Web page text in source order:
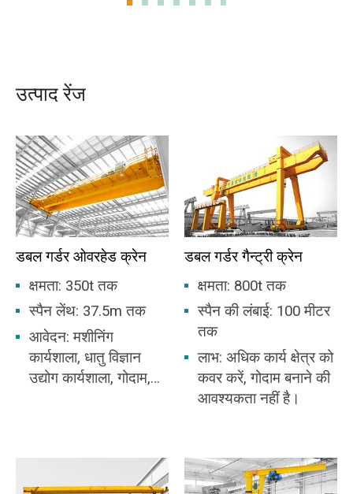
उत्पाद रेंज
डबल गर्डर ओवरहेड क्रेन
क्षमता: 350t तक
स्पैन लेंथ: 37.5m तक
आवेदन: मशीनिंग
कार्यशाला, धातु विज्ञान
उद्योग कार्यशाला, गोदाम,
कार्यशाला के लिए
उपयुक्त।
डबल गर्डर गैन्ट्री क्रेन
क्षमता: 800t तक
स्पैन की लंबाई: 100 मीटर
तक
लाभ: अधिक कार्य क्षेत्र को
कवर करें, गोदाम बनाने की
आवश्यकता नहीं है।